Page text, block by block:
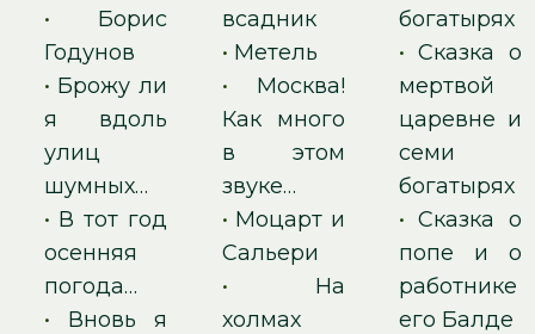
• Борис
Годунов
• Брожу ли
я вдоль
улиц
шумных…
• В тот год
осенняя
погода…
• Вновь я
всадник
• Метель
• Москва!
Как много
в этом
звуке…
• Моцарт и
Сальери
• На
холмах
богатырях
•Сказка о
мертвой
царевне и
семи
богатырях
•Сказка о
попе и о
работнике
его Балде